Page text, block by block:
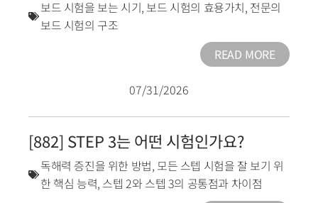
보드 시험을 보는 시기, 보드 시험의 효용가치, 전문의
보드 시험의 구조
READ MORE
07/31/2026
[882] STEP 3는 어떤 시험인가요?
독해력 증진을 위한 방법, 모든 스텝 시험을 잘 보기 위
한 핵심 능력, 스텝 2와 스텝 3의 공통점과 차이점